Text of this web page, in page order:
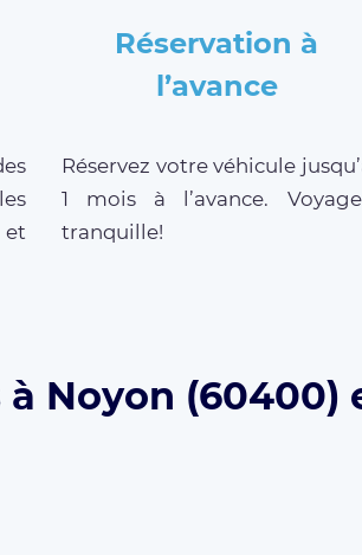
et
Réservation à
l’avance
Réservez votre véhicule
1 mois à l’avance.
tranquille!
Noyon (60400)